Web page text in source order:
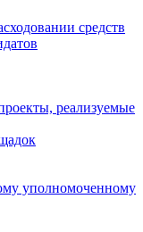
средств
реализуемые
уполномоченному